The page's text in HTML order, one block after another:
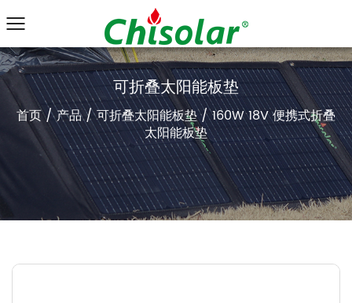
可折叠太阳能板垫
首页/产品/可折叠太阳能板垫/160W 18V 便携式折叠
太阳能板垫